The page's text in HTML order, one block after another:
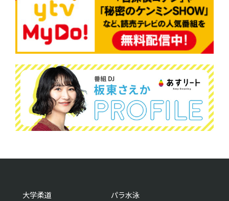
大学柔道 パラ水泳